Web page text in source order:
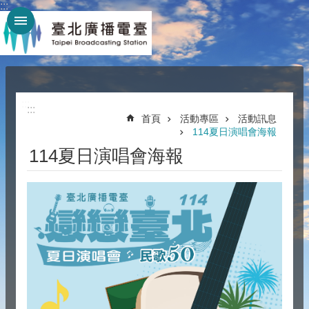
跳到主要內容區塊
:::
:::
首頁 活動專區
活動訊息
114夏日演唱會海報
114夏日演唱會海報